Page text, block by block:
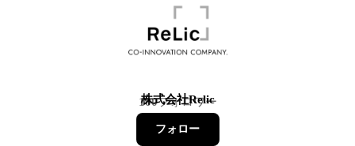
株式会社Relic
100フォロワー
フォロー